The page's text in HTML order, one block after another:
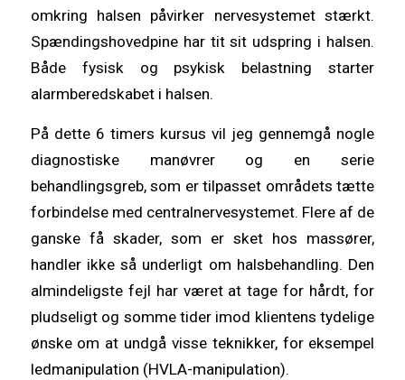
omkring halsen påvirker nervesystemet stærkt.
Spændingshovedpine har tit sit udspring i halsen.
Både fysisk og psykisk belastning starter
alarmberedskabet i halsen.
På dette 6 timers kursus vil jeg gennemgå nogle
diagnostiske manøvrer og en serie
behandlingsgreb, som er tilpasset områdets tætte
forbindelse med centralnervesystemet. Flere af de
ganske få skader, som er sket hos massører,
handler ikke så underligt om halsbehandling. Den
almindeligste fejl har været at tage for hårdt, for
pludseligt og somme tider imod klientens tydelige
ønske om at undgå visse teknikker, for eksempel
ledmanipulation (HVLA-manipulation).